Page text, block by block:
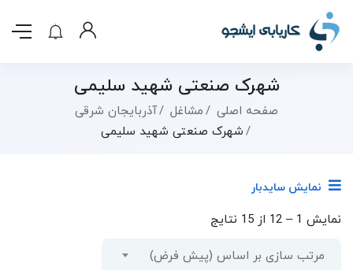
شهرک صنعتی شهید سلیمی
صفحه اصلی مشاغل
آذربایجان شرقی
شهرک صنعتی شهید سلیمی
نمایش سایدبار
نمایش 1
–
12 از 15 نتایج
مرتب سازی بر اساس (پیش فرض)